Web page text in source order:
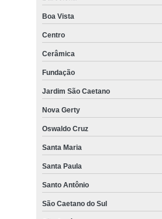
Boa Vista
Centro
Cerâmica
Fundação
Jardim São Caetano
Nova Gerty
Oswaldo Cruz
Santa Maria
Santa Paula
Santo Antônio
São Caetano do Sul